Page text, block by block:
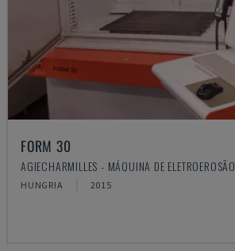
FORM 30
AGIECHARMILLES - MÁQUINA DE ELETROEROSÃO
HUNGRIA 2015